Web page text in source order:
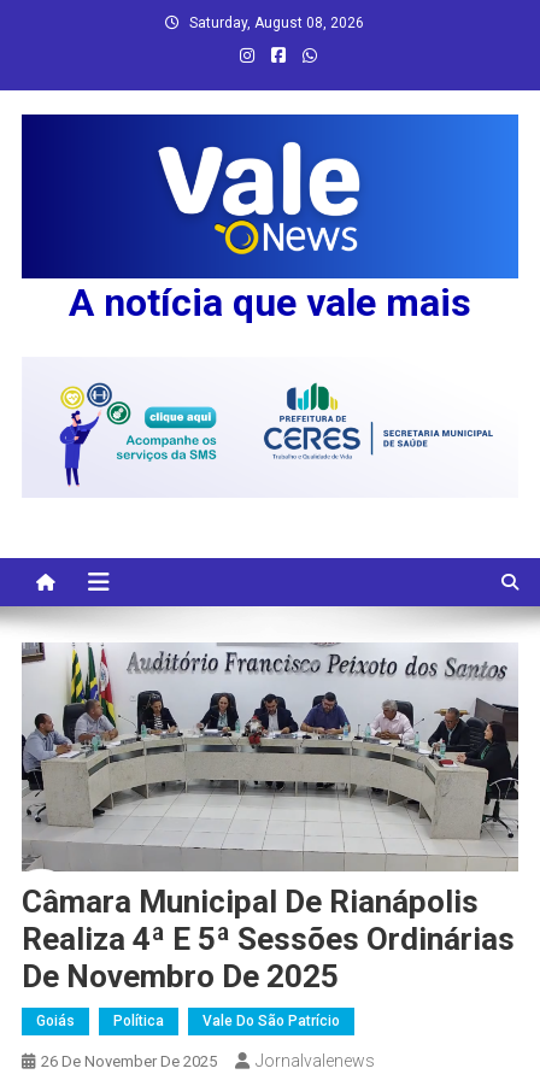
Saturday, August 08, 2026
A notícia que vale mais
Câmara Municipal De Rianápolis
Realiza 4ª E 5ª Sessões Ordinárias
De Novembro De 2025
Goiás Política Vale Do São Patrício
26 De November De 2025 Jornalvalenews